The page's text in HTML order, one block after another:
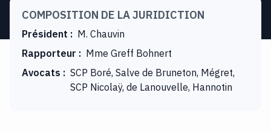
COMPOSITION DE LA JURIDICTION
Président : M. Chauvin
Rapporteur : Mme Greff Bohnert
Avocats : SCP Boré, Salve de Bruneton, Mégret,
SCP Nicolaÿ, de Lanouvelle, Hannotin